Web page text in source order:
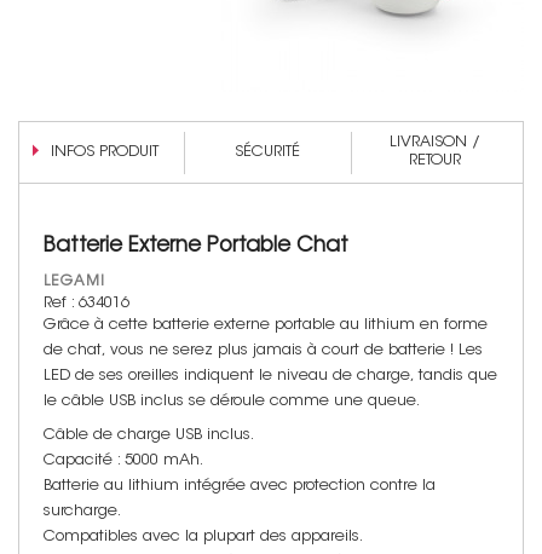
INFOS PRODUIT SÉCURITÉ
LIVRAISON /
RETOUR
Batterie Externe Portable Chat
LEGAMI
Ref : 634016
Grâce à cette batterie externe portable au lithium en forme
de chat, vous ne serez plus jamais à court de batterie ! Les
LED de ses oreilles indiquent le niveau de charge, tandis que
le câble USB inclus se déroule comme une queue.
Câble de charge USB inclus.
Capacité : 5000 mAh.
Batterie au lithium intégrée avec protection contre la
surcharge.
Compatibles avec la plupart des appareils.